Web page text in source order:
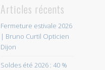
Articles récents
Fermeture estivale 2026
| Bruno Curtil Opticien
Dijon
Soldes été 2026 : 40 %